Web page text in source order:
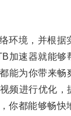
境，并根据
速器就能够
为你带来畅
进行优化，
都能够畅快